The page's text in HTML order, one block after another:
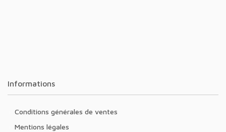
Informations
Conditions générales de ventes
Mentions légales